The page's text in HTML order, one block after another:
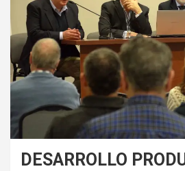
DESARROLLO